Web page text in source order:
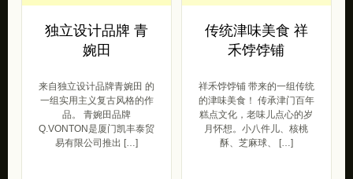
独立设计品牌 青
婉田
来自独立设计品牌青婉田 的
一组实用主义复古风格的作
品。 青婉田品牌
Q.VONTON是厦门凯丰泰贸
易有限公司推出 […]
传统津味美食 祥
禾饽饽铺
祥禾饽饽铺 带来的一组传统
的津味美食！ 传承津门百年
糕点文化，老味儿点心的岁
月怀想。小八件儿、核桃
酥、芝麻球、 […]